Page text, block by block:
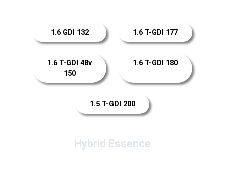
1.6 GDI 132 1.6 T-GDI 177
1.6 T-GDI 48v
150
1.6 T-GDI 180
1.5 T-GDI 200
Hybrid Essence